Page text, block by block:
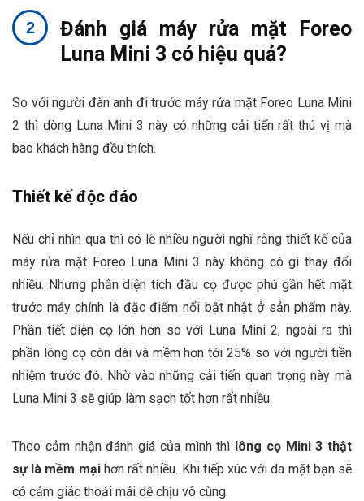
Đánh giá máy rửa mặt Foreo
Luna Mini 3 có hiệu quả?
So với người đàn anh đi trước máy rửa mặt Foreo Luna Mini
2 thì dòng Luna Mini 3 này có những cải tiến rất thú vị mà
bao khách hàng đều thích.
Thiết kế độc đáo
Nếu chỉ nhìn qua thì có lẽ nhiều người nghĩ rằng thiết kế của
máy rửa mặt Foreo Luna Mini 3 này không có gì thay đổi
nhiều. Nhưng phần diện tích đầu cọ được phủ gần hết mặt
trước máy chính là đặc điểm nổi bật nhật ở sản phẩm này.
Phần tiết diện cọ lớn hơn so với Luna Mini 2, ngoài ra thì
phần lông cọ còn dài và mềm hơn tới 25% so với người tiền
nhiệm trước đó. Nhờ vào những cải tiến quan trọng này mà
Luna Mini 3 sẽ giúp làm sạch tốt hơn rất nhiều.
Theo cảm nhận đánh giá của mình thì lông cọ Mini 3 thật
sự là mềm mạihơn rất nhiều. Khi tiếp xúc với da mặt bạn sẽ
có cảm giác thoải mái dễ chịu vô cùng.